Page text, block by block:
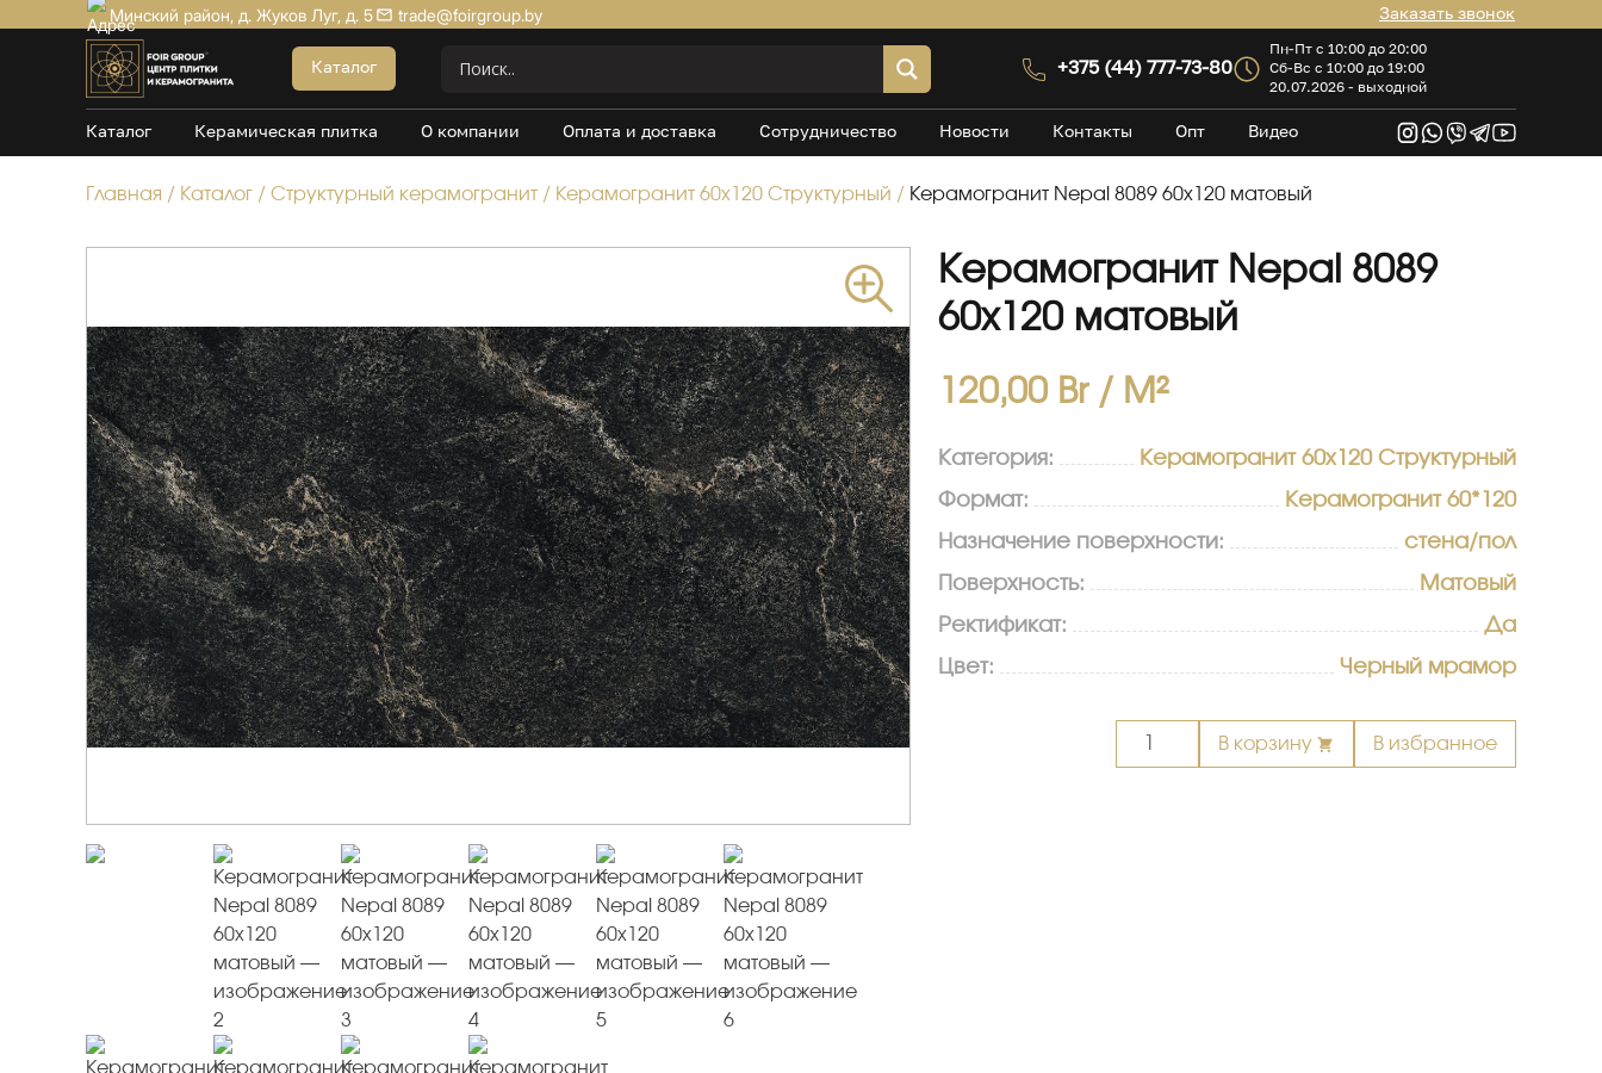
Минский район, д. Жуков Луг, д. 5 trade@foirgroup.by Заказать звонок
Каталог +375 (44) 777-73-80
Пн-Пт с 10:00 до 20:00
Сб-Вс с 10:00 до 19:00
20.07.2026 - выходной
Каталог Керамическая плитка О компании Оплата и доставка Сотрудничество Новости Контакты Опт Видео
Главная / Каталог / Структурный керамогранит / Керамогранит 60х120 Структурный / Керамогранит Nepal 8089 60х120 матовый
Керамогранит Nepal 8089
60х120 матовый
120,00 Br/ M²
Категория:
Керамогранит 60х120 Структурный
Формат:
Керамогранит 60*120
Назначение поверхности:
стена/пол
Поверхность:
Матовый
Ректификат:
Да
Цвет:
Черный мрамор
В избранное
Количество
В корзину
Керамогранит Матовый
Керамогранит Структурный
100*100
Керамогранит под Мрамор
Керамогранит под Бетон
Керамогранит под Дерево
Белый керамогранит
Черно-белый керамогранит
Бежевый керамогранит
Керамогранит коричневый
Серый керамогранит
Керамогранит для ванной
Керамогранит для фасада
Керамогранит для пола
Керамогранит для кухни
Плитка керамическая глянцевая
Акции